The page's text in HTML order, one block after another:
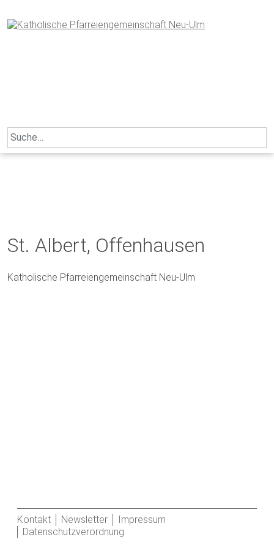
to
content
Search
for:
St. Albert, Offenhausen
Katholische Pfarreiengemeinschaft Neu-Ulm
Kontakt Newsletter
Impressum
Datenschutzverordnung